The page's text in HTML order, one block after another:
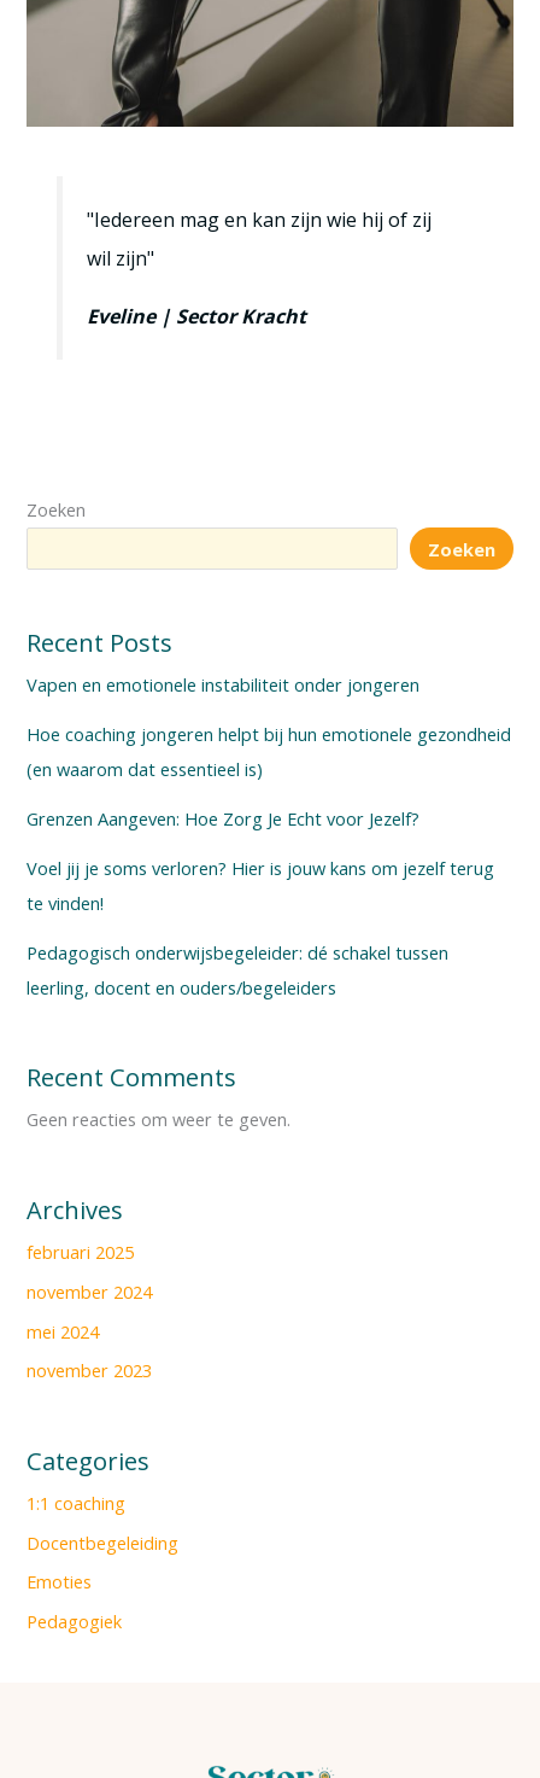
"Iedereen mag en kan zijn wie hij of zij
wil zijn"
Eveline | Sector Kracht
Zoeken
Zoeken
Recent Posts
Vapen en emotionele instabiliteit onder jongeren
Hoe coaching jongeren helpt bij hun emotionele gezondheid
(en waarom dat essentieel is)
Grenzen Aangeven: Hoe Zorg Je Echt voor Jezelf?
Voel jij je soms verloren? Hier is jouw kans om jezelf terug
te vinden!
Pedagogisch onderwijsbegeleider: dé schakel tussen
leerling, docent en ouders/begeleiders
Recent Comments
Geen reacties om weer te geven.
Archives
februari 2025
november 2024
mei 2024
november 2023
Categories
1:1 coaching
Docentbegeleiding
Emoties
Pedagogiek